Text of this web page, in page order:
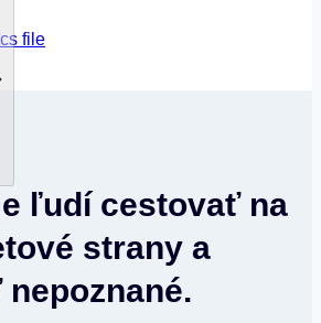
file
ľudí cestovať na
strany a